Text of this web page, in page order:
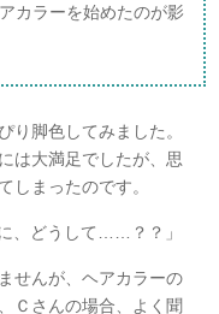
カラーを始めたのが影
り脚色してみました。
は大満足でしたが、思
しまったのです。
、どうして……？？」
せんが、ヘアカラーの
Ｃさんの場合、よく聞